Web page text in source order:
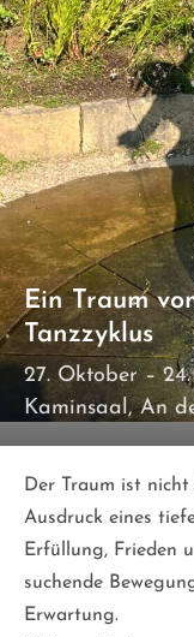
Ein Traum
Tanzzyklus
27. Oktober –
Kaminsaal, An
Der Traum ist
Ausdruck eines
Erfüllung, Frieden
suchende
Erwartung.